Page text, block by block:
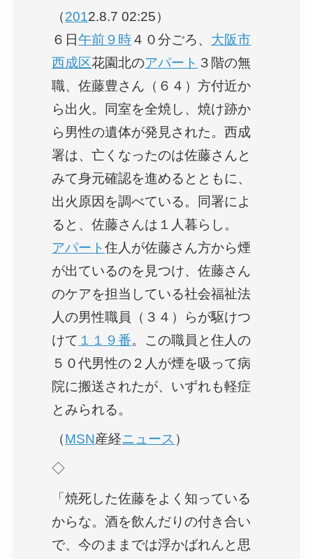
（2012.8.7 02:25）
６日午前９時４０分ごろ、 大阪市
西成区花園北のアパート ３階の無
職、佐藤豊さん（６４）方付近か
ら出火。同室を全焼し、焼け跡か
ら男性の遺体が発見された。西成
署は、亡くなったのは佐藤さんと
みて身元確認を進めるとともに、
出火原因を調べている。同署によ
ると、佐藤さんは１人暮らし。
アパート住人が佐藤さん方から煙
が出ているのを見つけ、佐藤さん
のケアを担当している社会福祉法
人の男性職員（３４）らが駆けつ
けて １１９番。この職員と住人の
５０代男性の２人が煙を吸って病
院に搬送されたが、いずれも軽症
とみられる。
（MSN産経ニュース ）
◇
「焼死した佐藤をよく知っている
からな。酒を飲んだりの付き合い
で、今のままでは浮かばれんと思